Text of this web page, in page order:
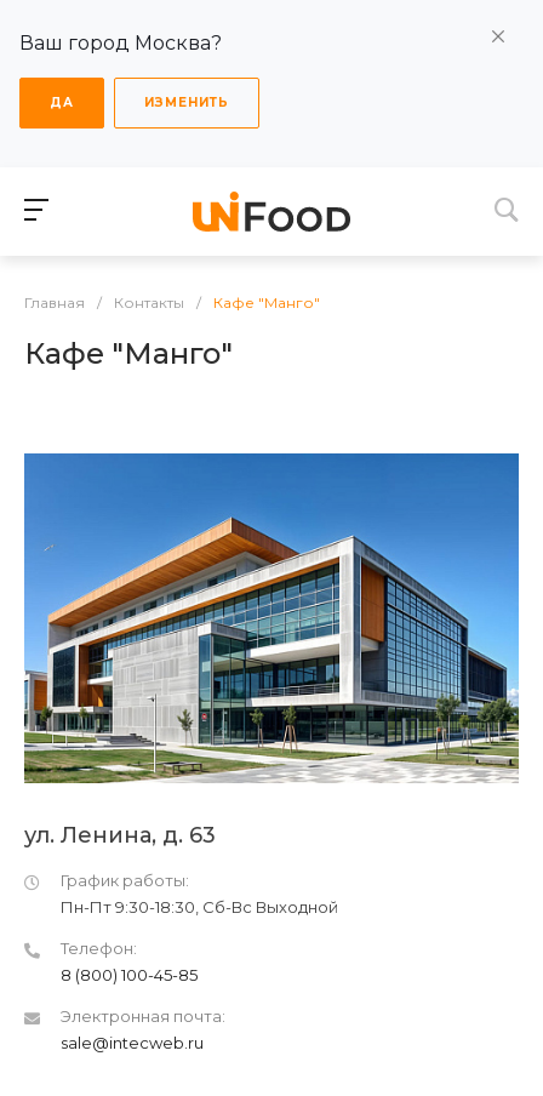
Ваш город Москва?
ДА ИЗМЕНИТЬ
Главная / Контакты / Кафе "Манго"
Кафе "Манго"
ул. Ленина, д. 63
График работы:
Пн-Пт 9:30-18:30, Сб-Вс Выходной
Телефон:
8 (800) 100-45-85
Электронная почта:
sale@intecweb.ru